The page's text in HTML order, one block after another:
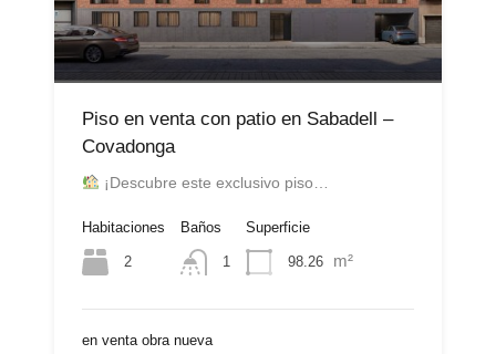
Piso en venta con patio en Sabadell –
Covadonga
¡Descubre este exclusivo piso…
Habitaciones
2
Baños
1
Superficie
98.26 m²
en venta obra nueva